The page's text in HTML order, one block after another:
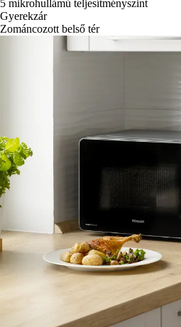
5 mikrohullámú teljesítményszint
Gyerekzár
Zománcozott belső tér